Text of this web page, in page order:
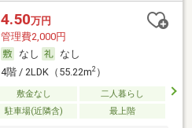
4.50万円
管理費2,000円
なし
なし
4階 / 2LDK（55.22m2）
敷金なし
二人暮らし
駐車場(近隣含) 最上階